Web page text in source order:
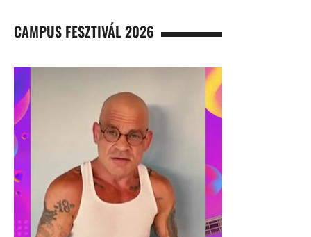
CAMPUS FESZTIVÁL 2026